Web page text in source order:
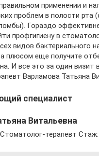
применении и
проблем в полости рта
Гораздо
профгигиену в
видов бактериального
а плюсом еще получите
И все это за один визит
Варламова Татьяна
специалист
Витальевна
терапевт